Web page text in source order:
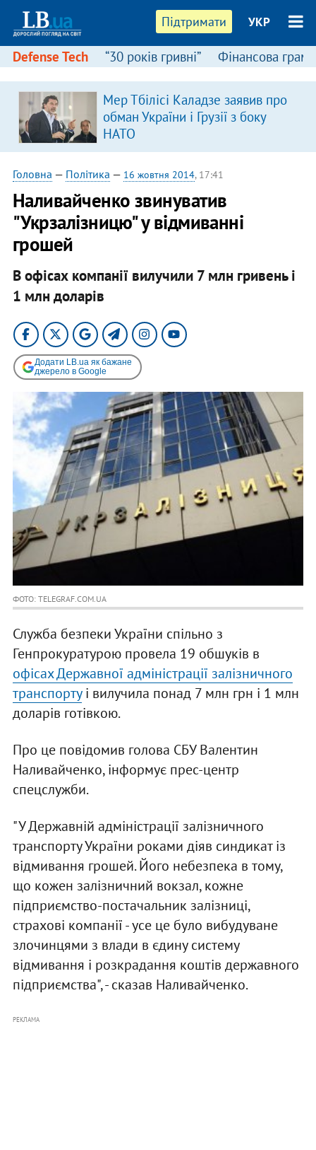
Підтримати УКР
Defense Tech “30 років гривні” Фінансова
Мер Тбілісі Каладзе заявив про
обман України і Грузії з боку
НАТО
Головна — Політика — 16 жовтня 2014, 17:41
Наливайченко звинуватив
"Укрзалізницю" у відмиванні
грошей
В офісах компанії вилучили 7 млн гривень і
1 млн доларів
Додати LB.ua як бажане
джерело в Google
ФОТО: TELEGRAF.COM.UA
Служба безпеки України спільно з
Генпрокуратурою провела 19 обшуків в
офісах Державної адміністрації залізничного
транспортуі вилучила понад 7 млн грн і 1 млн
доларів готівкою.
Про це повідомив голова СБУ Валентин
Наливайченко, інформує прес-центр
спецслужби.
"У Державній адміністрації залізничного
транспорту України роками діяв синдикат із
відмивання грошей. Його небезпека в тому,
що кожен залізничний вокзал, кожне
підприємство-постачальник залізниці,
страхові компанії - усе це було вибудуване
злочинцями з влади в єдину систему
відмивання і розкрадання коштів державного
підприємства", - сказав Наливайченко.
РЕКЛАМА